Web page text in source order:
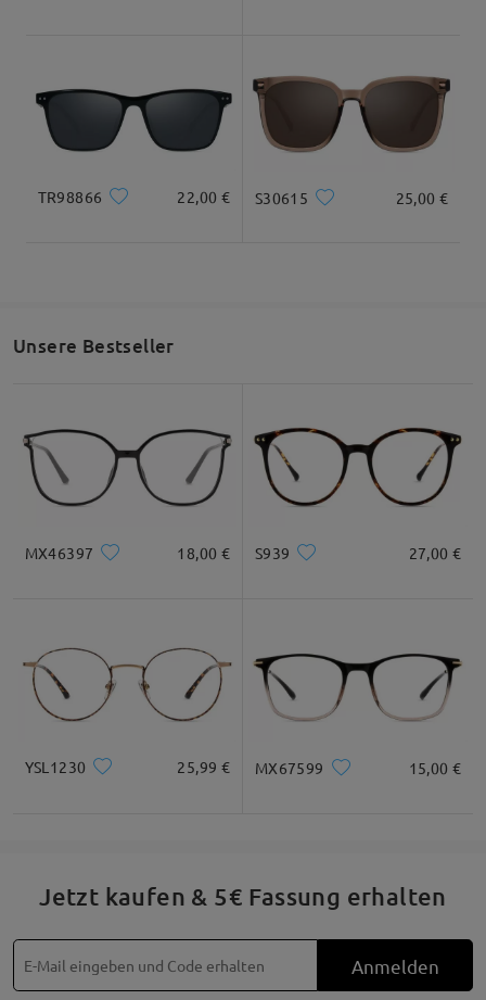
TR98866 22,00 € S30615 25,00 €
Unsere Bestseller
MX46397 18,00 € S939 27,00 €
YSL1230 25,99 € MX67599 15,00 €
Jetzt kaufen & 5€ Fassung erhalten
Anmelden